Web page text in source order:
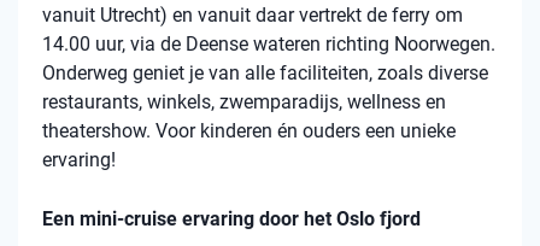
vanuit Utrecht) en vanuit daar vertrekt de ferry om
14.00 uur, via de Deense wateren richting Noorwegen.
Onderweg geniet je van alle faciliteiten, zoals diverse
restaurants, winkels, zwemparadijs, wellness en
theatershow. Voor kinderen én ouders een unieke
ervaring!
Een mini-cruise ervaring door het Oslo fjord